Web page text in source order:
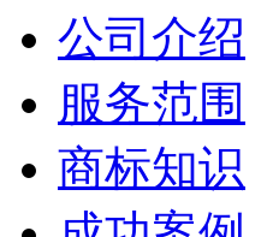
公司介绍
服务范围
商标知识